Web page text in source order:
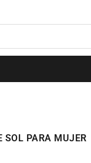
SOL PARA MUJER